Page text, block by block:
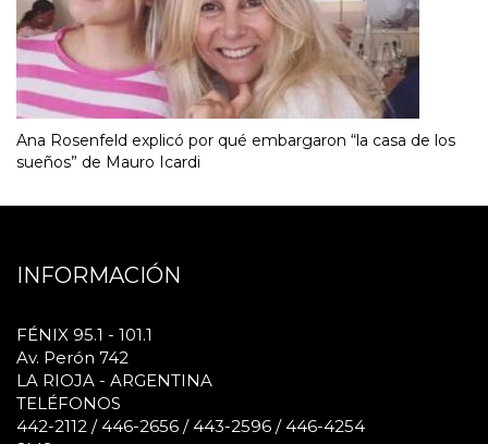
Ana Rosenfeld explicó por qué embargaron “la casa de los
sueños” de Mauro Icardi
INFORMACIÓN
FÉNIX 95.1 - 101.1
Av. Perón 742
LA RIOJA - ARGENTINA
TELÉFONOS
442-2112 / 446-2656 / 443-2596 / 446-4254